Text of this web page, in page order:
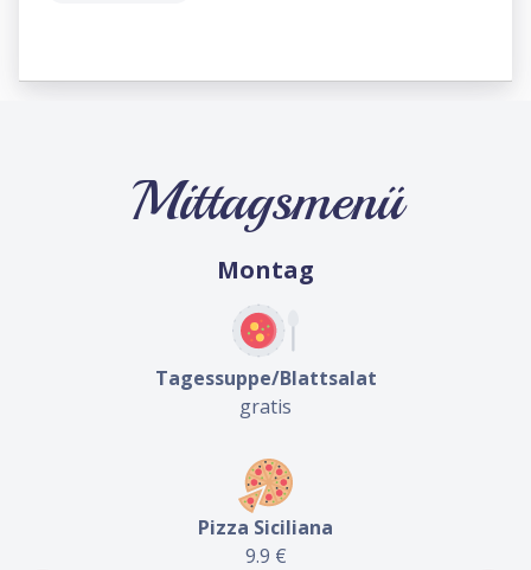
Mittagsmenü
Montag
Tagessuppe/Blattsalat
gratis
Pizza Siciliana
9.9 €